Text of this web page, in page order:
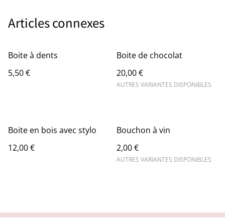
Articles connexes
Boite à dents
5,50 €
Boite de chocolat
20,00 €
AUTRES VARIANTES DISPONIBLES
Boite en bois avec stylo
12,00 €
Bouchon à vin
2,00 €
AUTRES VARIANTES DISPONIBLES